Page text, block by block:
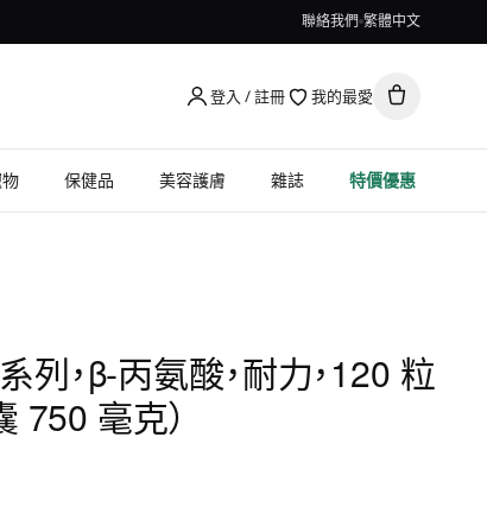
聯絡我們 繁體中文
登入 / 註冊 我的最愛
保健品 美容護膚 雜誌 特價優惠
，β-丙氨酸，耐力，120 粒
750 毫克）